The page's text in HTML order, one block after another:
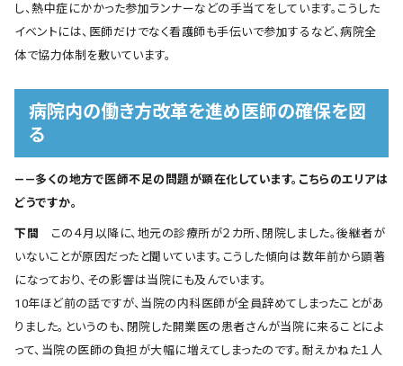
し、熱中症にかかった参加ランナーなどの手当てをしています。こうした
イベントには、医師だけでなく看護師も手伝いで参加するなど、病院全
体で協力体制を敷いています。
病院内の働き方改革を進め医師の確保を図
る
――多くの地方で医師不足の問題が顕在化しています。こちらのエリアは
どうですか。
下間
この４月以降に、地元の診療所が２カ所、閉院しました。後継者が
いないことが原因だったと聞いています。こうした傾向は数年前から顕著
になっており、その影響は当院にも及んでいます。
10年ほど前の話ですが、当院の内科医師が全員辞めてしまったことがあ
りました。というのも、閉院した開業医の患者さんが当院に来ることによ
って、当院の医師の負担が大幅に増えてしまったのです。耐えかねた１人